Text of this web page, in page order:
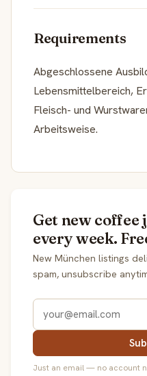
Requirements
Abgeschlossene
Lebensmittelbereich,
Fleisch- und
Arbeitsweise.
Get new coffee
every week.
New München listings
spam, unsubscribe
Just an email — no account